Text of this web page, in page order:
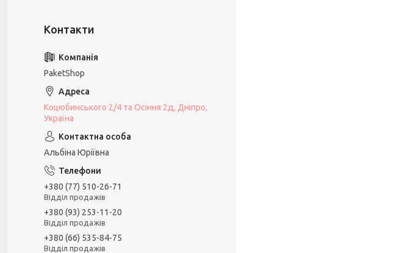
PaketShop
Коцюбинського 2/4 та Осіння 2д, Дніпро,
Україна
Альбіна Юріївна
+380 (77) 510-26-71
Відділ продажів
+380 (93) 253-11-20
Відділ продажів
+380 (66) 535-84-75
Відділ продажів